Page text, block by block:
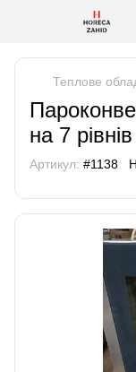
Теплове
на 7
Артикул: #1138